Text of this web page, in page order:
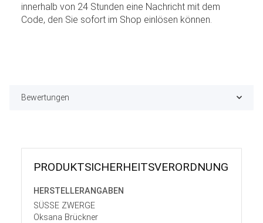
innerhalb von 24 Stunden eine Nachricht mit dem
Code, den Sie sofort im Shop einlösen können.
Bewertungen
PRODUKT­SICHER­HEITS­VER­ORD­NUNG
HERSTELLER­ANGABEN
SÜSSE ZWERGE
Oksana Brückner